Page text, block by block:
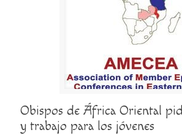
Obispos de África Oriental
y trabajo para los jóvenes